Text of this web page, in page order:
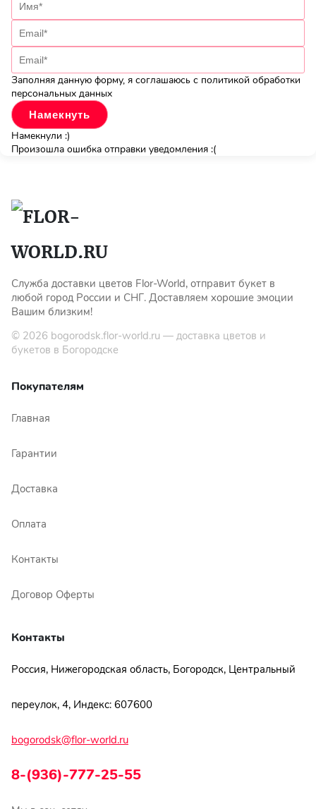
Заполняя данную форму, я соглашаюсь с политикой обработки
персональных данных
Намекнули :)
Произошла ошибка отправки уведомления :(
Служба доставки цветов Flor-World, отправит букет в
любой город России и СНГ. Доставляем хорошие эмоции
Вашим близким!
© 2026 bogorodsk.flor-world.ru — доставка цветов и
букетов в Богородске
Покупателям
Главная
Гарантии
Доставка
Оплата
Контакты
Договор Оферты
Контакты
Россия, Нижегородская область, Богородск, Центральный
переулок, 4, Индекс: 607600
bogorodsk@flor-world.ru
8-(936)-777-25-55